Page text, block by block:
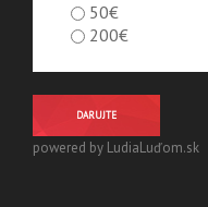
50€
200€
DARUJTE
powered by LudiaLuďom.sk